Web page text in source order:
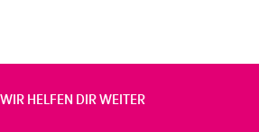
WIR HELFEN DIR WEITER